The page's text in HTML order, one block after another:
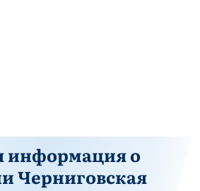
информация о
Черниговская